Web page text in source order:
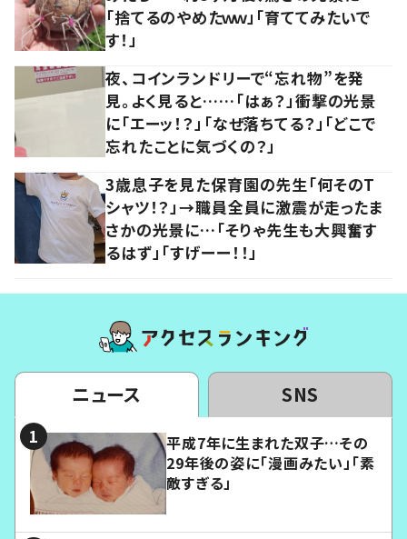
「捨てるのやめたｗｗ」「育ててみたいで
す！」
夜、コインランドリーで“忘れ物”を発
見。よく見ると……「はぁ？」衝撃の光景
に「エーッ！？」「なぜ落ちてる？」「どこで
忘れたことに気づくの？」
3歳息子を見た保育園の先生「何そのT
シャツ！？」→職員全員に激震が走ったま
さかの光景に…「そりゃ先生も大興奮す
るはず」「すげーー！！」
ニュース SNS
平成7年に生まれた双子…その
29年後の姿に「漫画みたい」「素
敵すぎる」